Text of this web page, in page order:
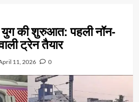
की शुरुआत: पहली नॉन-
ट्रेन तैयार
11, 2026 0